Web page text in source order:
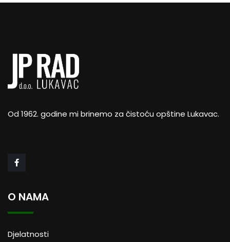
Od 1962. godine mi brinemo za čistoću opštine Lukavac.
O NAMA
Djelatnosti